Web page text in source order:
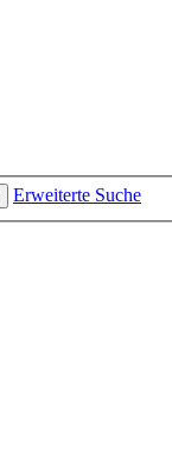
Erweiterte Suche